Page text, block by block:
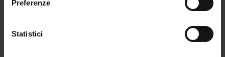
Preferenze
Statistici
consacrazione del talento registico di Naoko Yamada (La
capolavoro del celebre studio d’animazione Kyoto
Animation, distrutto dal tragico attacco incendiario del